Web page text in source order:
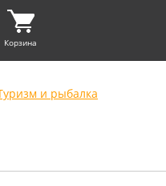
Корзина
и рыбалка